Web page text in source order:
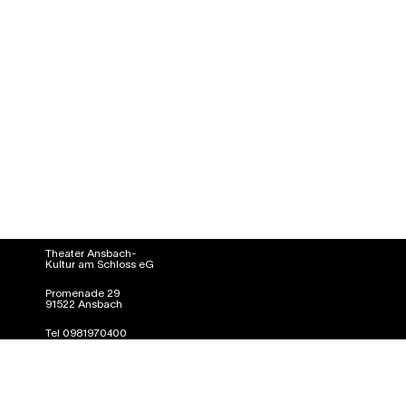
Theater Ansbach-
Kultur am Schloss eG
Promenade 29
91522 Ansbach
Tel 0981970400